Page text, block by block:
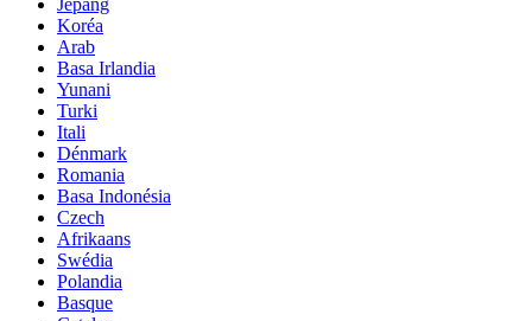
Jepang
Koréa
Arab
Basa Irlandia
Yunani
Turki
Itali
Dénmark
Romania
Basa Indonésia
Czech
Afrikaans
Swédia
Polandia
Basque